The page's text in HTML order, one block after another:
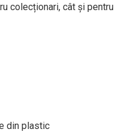
colecționari, cât și
din plastic